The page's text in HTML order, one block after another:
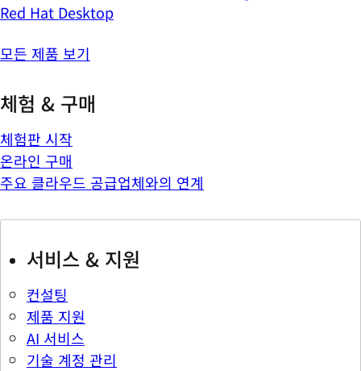
Red Hat Desktop
모든 제품 보기
체험 & 구매
체험판 시작
온라인 구매
주요 클라우드 공급업체와의 연계
서비스 & 지원
컨설팅
제품 지원
AI 서비스
기술 계정 관리